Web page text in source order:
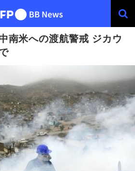
南米への渡航警戒 ジカウ